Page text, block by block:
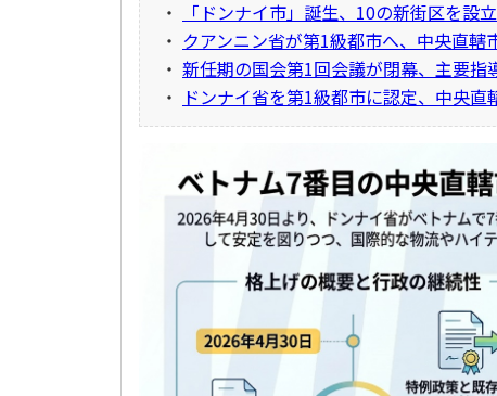
・ 「ドンナイ市」誕生、10の新街区を
・ クアンニン省が第1級都市へ、中央直轄
・ 新任期の国会第1回会議が閉幕、主要指
・ ドンナイ省を第1級都市に認定、中央直